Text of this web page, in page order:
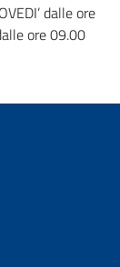
dalle ore
ore 09.00